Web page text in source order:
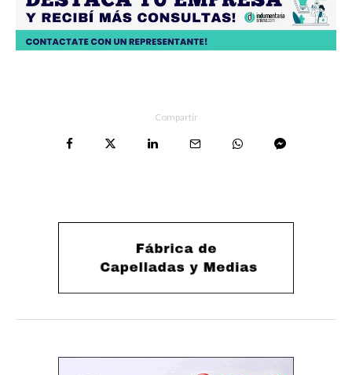
Compartir